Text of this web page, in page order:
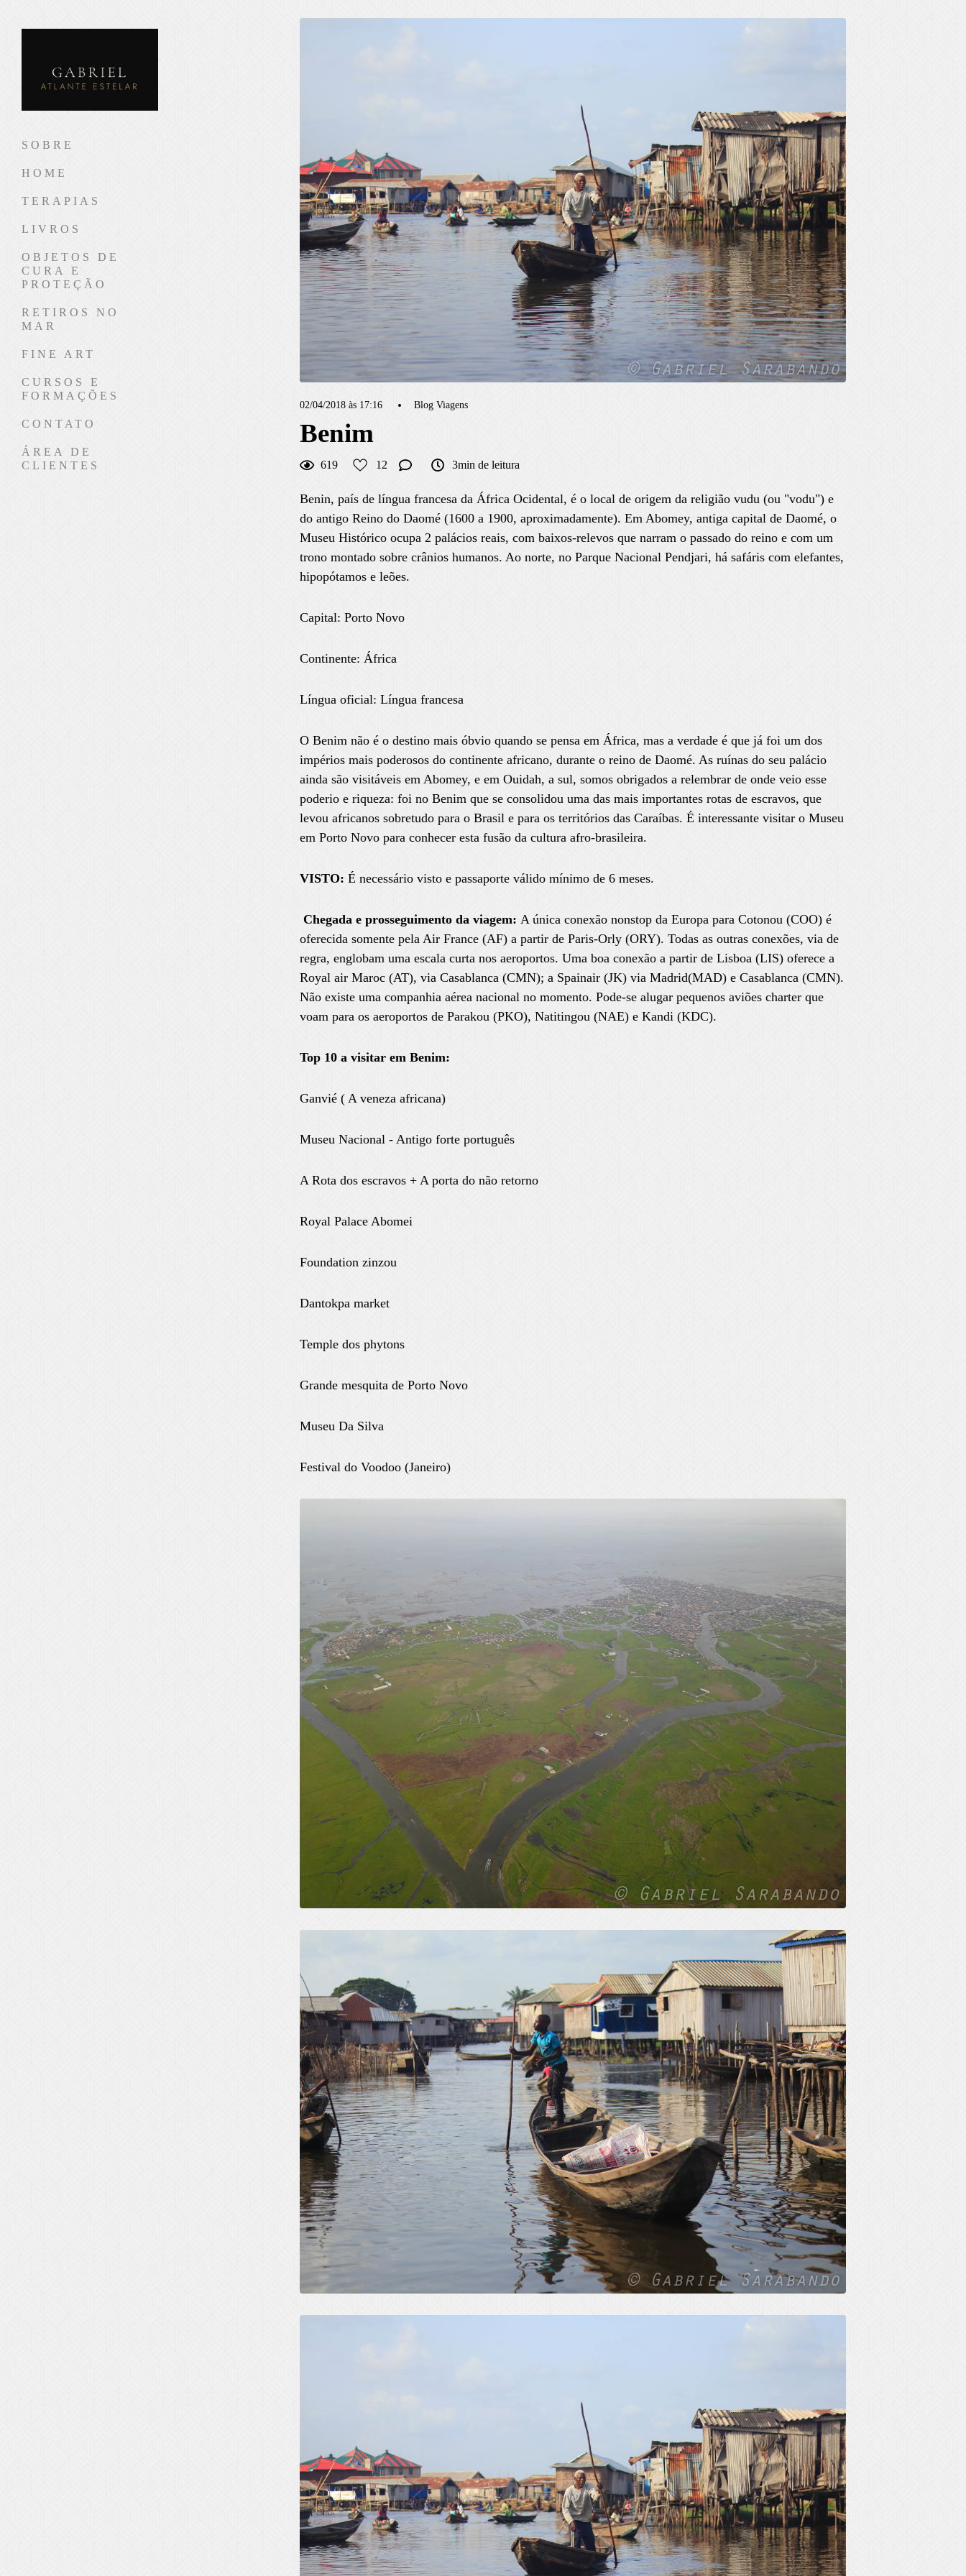
SOBRE
HOME
TERAPIAS
LIVROS
OBJETOS DE
CURA E
PROTEÇÃO
RETIROS NO
MAR
FINE ART
CURSOS E
FORMAÇÕES
CONTATO
ÁREA DE
CLIENTES
02/04/2018 às 17:16 Blog Viagens
Benim
619 12 3min de leitura
Benin, país de língua francesa da África Ocidental, é o local de origem da religião vudu (ou "vodu") e
do antigo Reino do Daomé (1600 a 1900, aproximadamente). Em Abomey, antiga capital de Daomé, o
Museu Histórico ocupa 2 palácios reais, com baixos-relevos que narram o passado do reino e com um
trono montado sobre crânios humanos. Ao norte, no Parque Nacional Pendjari, há safáris com elefantes,
hipopótamos e leões.
Capital: Porto Novo
Continente: África
Língua oficial: Língua francesa
O Benim não é o destino mais óbvio quando se pensa em África, mas a verdade é que já foi um dos
impérios mais poderosos do continente africano, durante o reino de Daomé. As ruínas do seu palácio
ainda são visitáveis em Abomey, e em Ouidah, a sul, somos obrigados a relembrar de onde veio esse
poderio e riqueza: foi no Benim que se consolidou uma das mais importantes rotas de escravos, que
levou africanos sobretudo para o Brasil e para os territórios das Caraíbas. É interessante visitar o Museu
em Porto Novo para conhecer esta fusão da cultura afro-brasileira.
VISTO: É necessário visto e passaporte válido mínimo de 6 meses.
Chegada e prosseguimento da viagem: A única conexão nonstop da Europa para Cotonou (COO) é
oferecida somente pela Air France (AF) a partir de Paris-Orly (ORY). Todas as outras conexões, via de
regra, englobam uma escala curta nos aeroportos. Uma boa conexão a partir de Lisboa (LIS) oferece a
Royal air Maroc (AT), via Casablanca (CMN); a Spainair (JK) via Madrid(MAD) e Casablanca (CMN).
Não existe uma companhia aérea nacional no momento. Pode-se alugar pequenos aviões charter que
voam para os aeroportos de Parakou (PKO), Natitingou (NAE) e Kandi (KDC).
Top 10 a visitar em Benim:
Ganvié ( A veneza africana)
Museu Nacional - Antigo forte português
A Rota dos escravos + A porta do não retorno
Royal Palace Abomei
Foundation zinzou
Dantokpa market
Temple dos phytons
Grande mesquita de Porto Novo
Museu Da Silva
Festival do Voodoo (Janeiro)